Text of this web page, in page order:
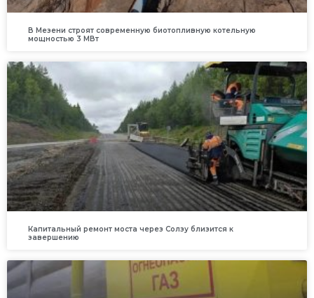
В Мезени строят современную биотопливную котельную
мощностью 3 МВт
Капитальный ремонт моста через Солзу близится к
завершению